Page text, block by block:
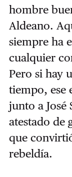
hombre
Aldeano.
siempre ha
cualquier
Pero si hay
tiempo, ese
junto a José
atestado de
que
rebeldía.